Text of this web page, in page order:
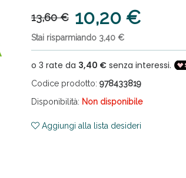
13,60 € 10,20 €
Stai risparmiando 3,40 €
Codice prodotto: 978433819
Disponibilità: Non disponibile
Aggiungi alla lista desideri